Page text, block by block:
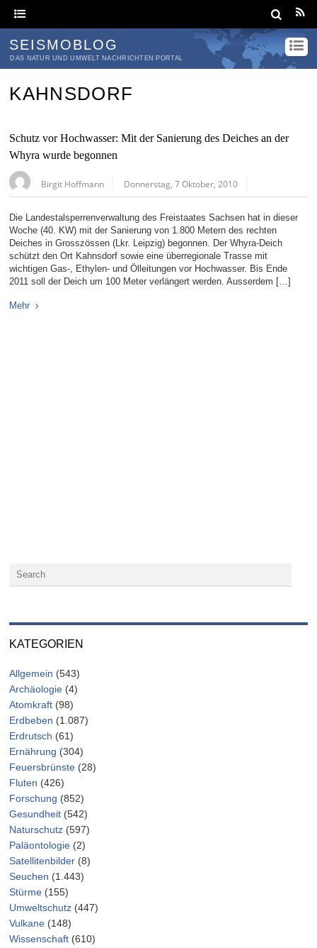
SEISMOBLOG
DAS NATUR UND UMWELT NACHRICHTEN PORTAL
KAHNSDORF
Schutz vor Hochwasser: Mit der Sanierung des Deiches an der
Whyra wurde begonnen
Birgit Hoffmann Donnerstag, 7 Oktober, 2010
Die Landestalsperrenverwaltung des Freistaates Sachsen hat in dieser
Woche (40. KW) mit der Sanierung von 1.800 Metern des rechten
Deiches in Grosszössen (Lkr. Leipzig) begonnen. Der Whyra-Deich
schützt den Ort Kahnsdorf sowie eine überregionale Trasse mit
wichtigen Gas-, Ethylen- und Ölleitungen vor Hochwasser. Bis Ende
2011 soll der Deich um 100 Meter verlängert werden. Ausserdem […]
Mehr
KATEGORIEN
Allgemein (543)
Archäologie (4)
Atomkraft (98)
Erdbeben (1.087)
Erdrutsch (61)
Ernährung (304)
Feuersbrünste (28)
Fluten (426)
Forschung (852)
Gesundheit (542)
Naturschutz (597)
Paläontologie (2)
Satellitenbilder (8)
Seuchen (1.443)
Stürme (155)
Umweltschutz (447)
Vulkane (148)
Wissenschaft (610)